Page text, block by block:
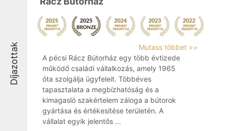
Díjazottak
Mutass többet >>
A pécsi Rácz Bútorház egy több évtizede
működő családi vállalkozás, amely 1965
óta szolgálja ügyfeleit. Többéves
tapasztalata a megbízhatóság és a
kimagasló szakértelem záloga a bútorok
gyártása és értékesítése területén. A
vállalat egyik jelentős ...